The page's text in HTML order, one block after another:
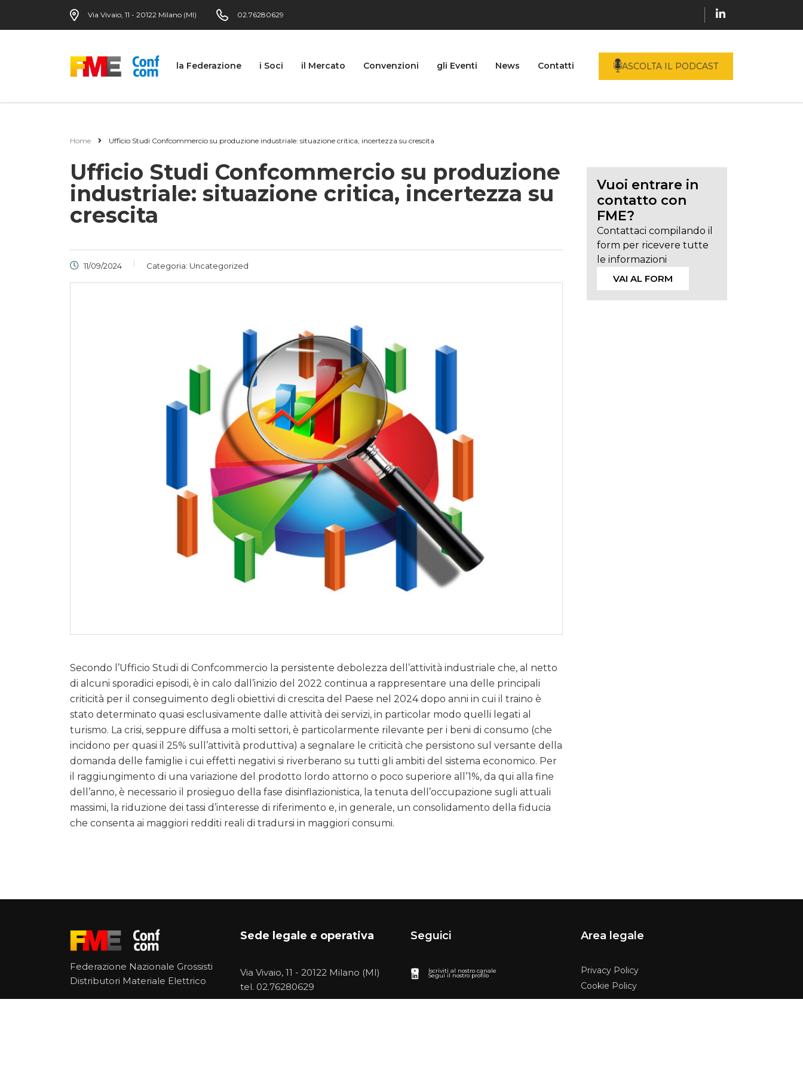
Via Vivaio, 11 - 20122 Milano (MI) 02.76280629
la Federazione i Soci il Mercato Convenzioni gli Eventi News Contatti ASCOLTA IL PODCAST
Home Ufficio Studi Confcommercio su produzione industriale: situazione critica, incertezza su crescita
Ufficio Studi Confcommercio su produzione
industriale: situazione critica, incertezza su
crescita
11/09/2024 Categoria: Uncategorized
Secondo l’Ufficio Studi di Confcommercio la persistente debolezza dell’attività industriale che, al netto
di alcuni sporadici episodi, è in calo dall’inizio del 2022 continua a rappresentare una delle principali
criticità per il conseguimento degli obiettivi di crescita del Paese nel 2024 dopo anni in cui il traino è
stato determinato quasi esclusivamente dalle attività dei servizi, in particolar modo quelli legati al
turismo. La crisi, seppure diffusa a molti settori, è particolarmente rilevante per i beni di consumo (che
incidono per quasi il 25% sull’attività produttiva) a segnalare le criticità che persistono sul versante della
domanda delle famiglie i cui effetti negativi si riverberano su tutti gli ambiti del sistema economico. Per
il raggiungimento di una variazione del prodotto lordo attorno o poco superiore all’1%, da qui alla fine
dell’anno, è necessario il prosieguo della fase disinflazionistica, la tenuta dell’occupazione sugli attuali
massimi, la riduzione dei tassi d’interesse di riferimento e, in generale, un consolidamento della fiducia
che consenta ai maggiori redditi reali di tradursi in maggiori consumi.
Vuoi entrare in
contatto con
FME?
Contattaci compilando il
form per ricevere tutte
le informazioni
VAI AL FORM
Federazione Nazionale Grossisti
Distributori Materiale Elettrico
Sede legale e operativa
Via Vivaio, 11 - 20122 Milano (MI)
tel. 02.76280629
Seguici
Iscriviti al nostro canale
Segui il nostro profilo
Area legale
Privacy Policy
Cookie Policy